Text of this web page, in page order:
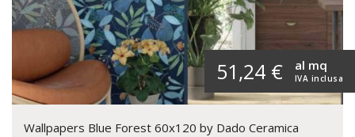
51,24 € IVA inclusa
al mq
Wallpapers Blue Forest 60x120 by Dado Ceramica